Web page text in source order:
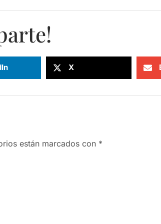
X
están marcados con *